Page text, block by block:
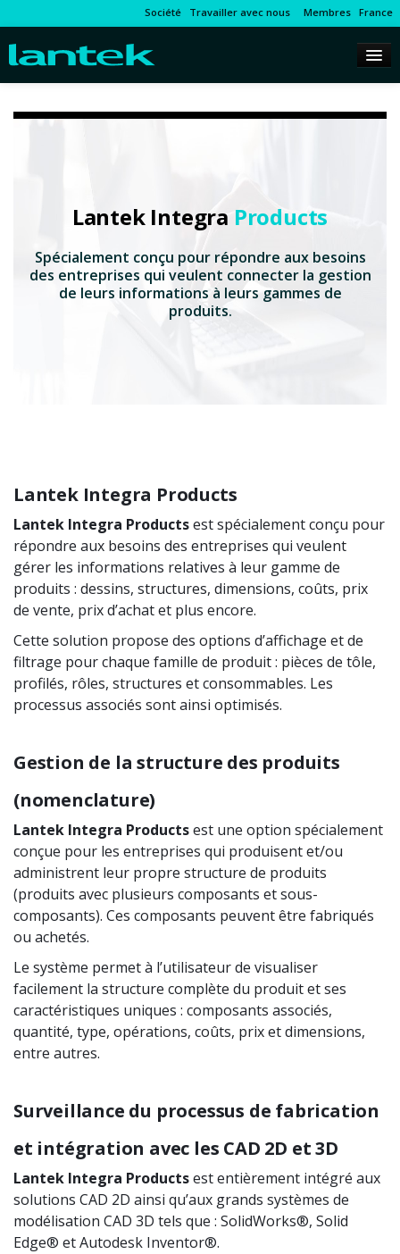
Société Travailler avec nous Membres France
Lantek Integra Products
Spécialement conçu pour répondre aux besoins
des entreprises qui veulent connecter la gestion
de leurs informations à leurs gammes de
produits.
Lantek Integra Products
Lantek Integra Productsest spécialement conçu pour
répondre aux besoins des entreprises qui veulent
gérer les informations relatives à leur gamme de
produits : dessins, structures, dimensions, coûts, prix
de vente, prix d’achat et plus encore.
Cette solution propose des options d’affichage et de
filtrage pour chaque famille de produit : pièces de tôle,
profilés, rôles, structures et consommables. Les
processus associés sont ainsi optimisés.
Gestion de la structure des produits
(nomenclature)
Lantek Integra Productsest une option spécialement
conçue pour les entreprises qui produisent et/ou
administrent leur propre structure de produits
(produits avec plusieurs composants et sous-
composants). Ces composants peuvent être fabriqués
ou achetés.
Le système permet à l’utilisateur de visualiser
facilement la structure complète du produit et ses
caractéristiques uniques : composants associés,
quantité, type, opérations, coûts, prix et dimensions,
entre autres.
Surveillance du processus de fabrication
et intégration avec les CAD 2D et 3D
Lantek Integra Productsest entièrement intégré aux
solutions CAD 2D ainsi qu’aux grands systèmes de
modélisation CAD 3D tels que : SolidWorks®, Solid
Edge® et Autodesk Inventor®.